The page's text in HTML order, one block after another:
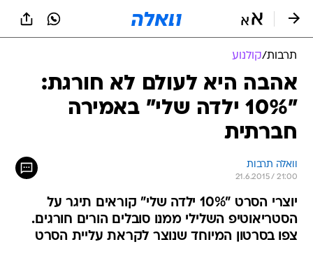
תרבות/קולנוע
אהבה היא לעולם לא חורגת:
"10% ילדה שלי" באמירה
חברתית
וואלה תרבות
21.6.2015 / 21:00
יוצרי הסרט "10% ילדה שלי" קוראים תיגר על
הסטריאוטיפ השלילי ממנו סובלים הורים חורגים.
צפו בסרטון המיוחד שנוצר לקראת עליית הסרט